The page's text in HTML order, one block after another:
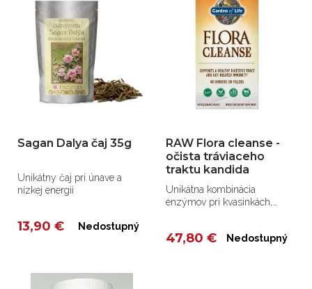
Sagan Dalya čaj 35g
Unikátny čaj pri únave a
nízkej energii
13,90 € Nedostupný
RAW Flora cleanse -
očista tráviaceho
traktu kandida
Unikátna kombinácia
enzýmov pri kvasinkách,
47,80 € Nedostupný